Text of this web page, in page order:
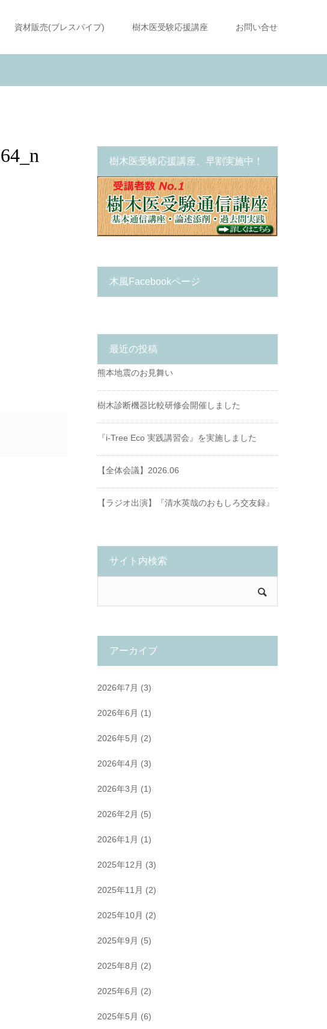
資材販売(ブレスパイプ) 樹木医受験応援講座 お問い合せ
樹木医受験応援講座、早割実施中！
木風Facebookページ
最近の投稿
熊本地震のお見舞い
樹木診断機器比較研修会開催しました
『i-Tree Eco 実践講習会』を実施しました
【全体会議】2026.06
【ラジオ出演】『清水英哉のおもしろ交友録』
サイト内検索
アーカイブ
2026年7月 (3)
2026年6月 (1)
2026年5月 (2)
2026年4月 (3)
2026年3月 (1)
2026年2月 (5)
2026年1月 (1)
2025年12月 (3)
2025年11月 (2)
2025年10月 (2)
2025年9月 (5)
2025年8月 (2)
2025年6月 (2)
2025年5月 (6)